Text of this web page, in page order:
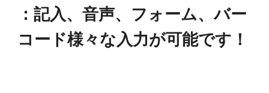
：記入、音声、フォーム、バー
コード様々な入力が可能です！